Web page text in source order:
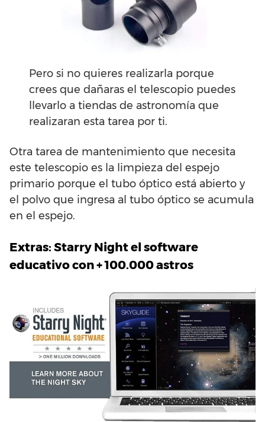
Pero si no quieres realizarla porque
crees que dañaras el telescopio puedes
llevarlo a tiendas de astronomía que
realizaran esta tarea por ti.
Otra tarea de mantenimiento que necesita
este telescopio es la limpieza del espejo
primario porque el tubo óptico está abierto y
el polvo que ingresa al tubo óptico se acumula
en el espejo.
Extras: Starry Night el software
educativo con + 100.000 astros